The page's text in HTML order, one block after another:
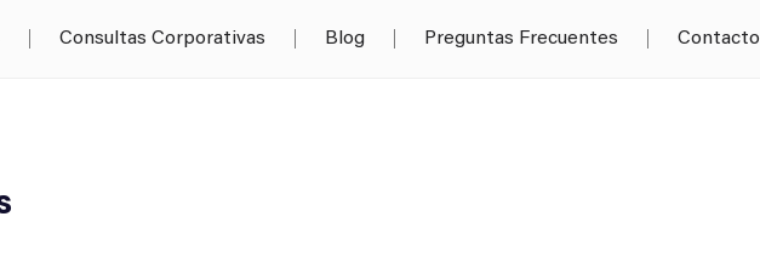
Consultas Corporativas Blog Preguntas Frecuentes Contacto